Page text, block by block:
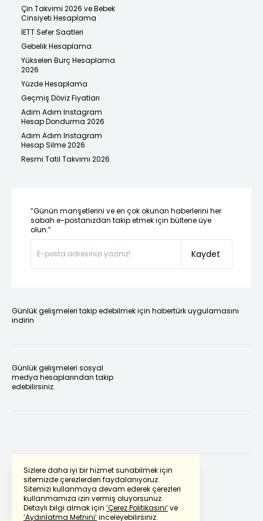
Sizlere daha iyi bir hizmet sunabilmek için
sitemizde çerezlerden faydalanıyoruz.
Sitemizi kullanmaya devam ederek çerezleri
kullanmamıza izin vermiş oluyorsunuz.
Detaylı bilgi almak için ‘Çerez Politikasını’ve
‘Aydınlatma Metnini’inceleyebilirsiniz.
Çin Takvimi 2026 ve Bebek
Cinsiyeti Hesaplama
İETT Sefer Saatleri
Gebelik Hesaplama
Yükselen Burç Hesaplama
2026
Yüzde Hesaplama
Geçmiş Döviz Fiyatları
Adım Adım Instagram
Hesap Dondurma 2026
Adım Adım Instagram
Hesap Silme 2026
Resmi Tatil Takvimi 2026
“Günün manşetlerini ve en çok okunan haberlerini her
sabah e-postanızdan takip etmek için bültene üye
olun.”
Kaydet
Günlük gelişmeleri takip edebilmek için habertürk uygulamasını
indirin
Günlük gelişmeleri sosyal
medya hesaplarından takip
edebilirsiniz.
Powered by Translate